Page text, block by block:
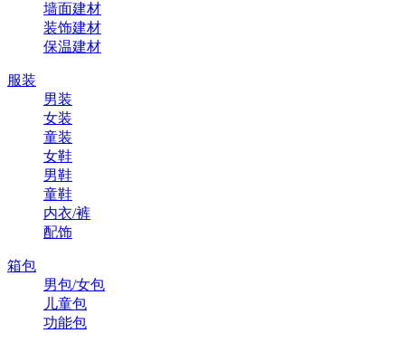
墙面建材
装饰建材
保温建材
服装
男装
女装
童装
女鞋
男鞋
童鞋
内衣/裤
配饰
箱包
男包/女包
儿童包
功能包